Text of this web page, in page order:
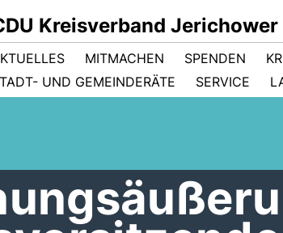
Kreisverband Jerichower
MITMACHEN SPENDEN
UND GEMEINDERÄTE
SERVICE